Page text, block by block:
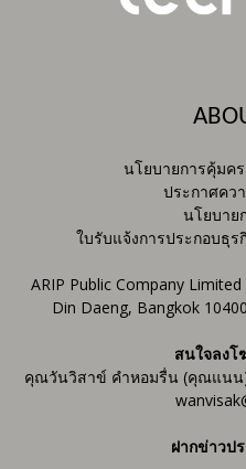
นโยบายการคุ้มค
ประกาศคว
นโยบาย
ใบรับแจ้งการประกอบธุ
ARIP Public Company
Din Daeng, Bangkok
สนใจลง
คุณวันวิสาข์ คำหอมรื่น (คุณแนน)
ฝากข่าวป